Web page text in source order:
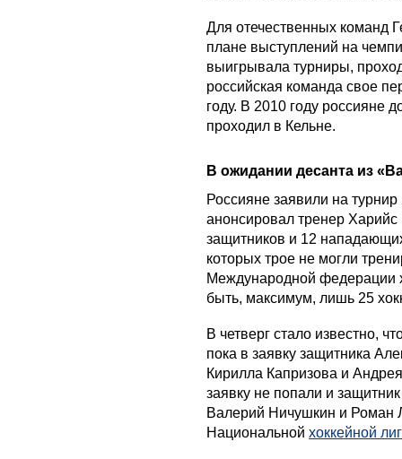
Для отечественных команд
плане выступлений на
выигрывала турниры,
российская команда свое
году. В 2010 году россияне
проходил в Кельне.
В ожидании десанта из
Россияне заявили на
анонсировал тренер
защитников и 12
которых трое не могли
Международной федерации
быть, максимум, лишь 25
В четверг стало известно,
пока в заявку защитника
Кирилла Капризова и
заявку не попали и
Валерий Ничушкин и Роман
Национальной хоккейной